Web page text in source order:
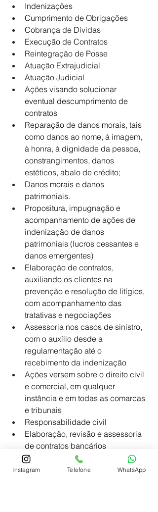
Indenizações
Cumprimento de Obrigações
Cobrança de Dívidas
Execução de Contratos
Reintegração de Posse
Atuação Extrajudicial
Atuação Judicial
Ações visando solucionar
eventual descumprimento de
contratos
Reparação de danos morais, tais
como danos ao nome, à imagem,
à honra, à dignidade da pessoa,
constrangimentos, danos
estéticos, abalo de crédito;
Danos morais e danos
patrimoniais.
Propositura, impugnação e
acompanhamento de ações de
indenização de danos
patrimoniais (lucros cessantes e
danos emergentes)
Elaboração de contratos,
auxiliando os clientes na
prevenção e resolução de litígios,
com acompanhamento das
tratativas e negociações
Assessoria nos casos de sinistro,
com o auxílio desde a
regulamentação até o
recebimento da indenização
Ações versem sobre o direito civil
e comercial, em qualquer
instância e em todas as comarcas
e tribunais
Responsabilidade civil
Elaboração, revisão e assessoria
de contratos bancários
Contratos de compra e venda de
imóveis, incorporação imobiliária,
Instagram Telefone WhatsApp